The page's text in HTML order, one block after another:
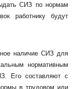
СИЗ по нормам
работнику будут
наличие СИЗ для
нормативным
Его составляют с
в трудовом или